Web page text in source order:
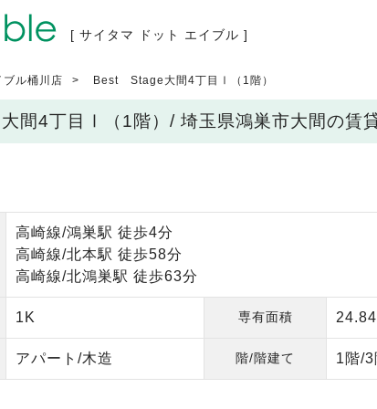
[ サイタマ ドット エイブル ]
ブル桶川店 Best Stage大間4丁目Ⅰ（1階）
間4丁目Ⅰ（1階）/ 埼玉県鴻巣市大間の賃
高崎線/鴻巣駅 徒歩4分
高崎線/北本駅 徒歩58分
高崎線/北鴻巣駅 徒歩63分
1K 専有面積
アパート/木造 階/階建て 1階/3